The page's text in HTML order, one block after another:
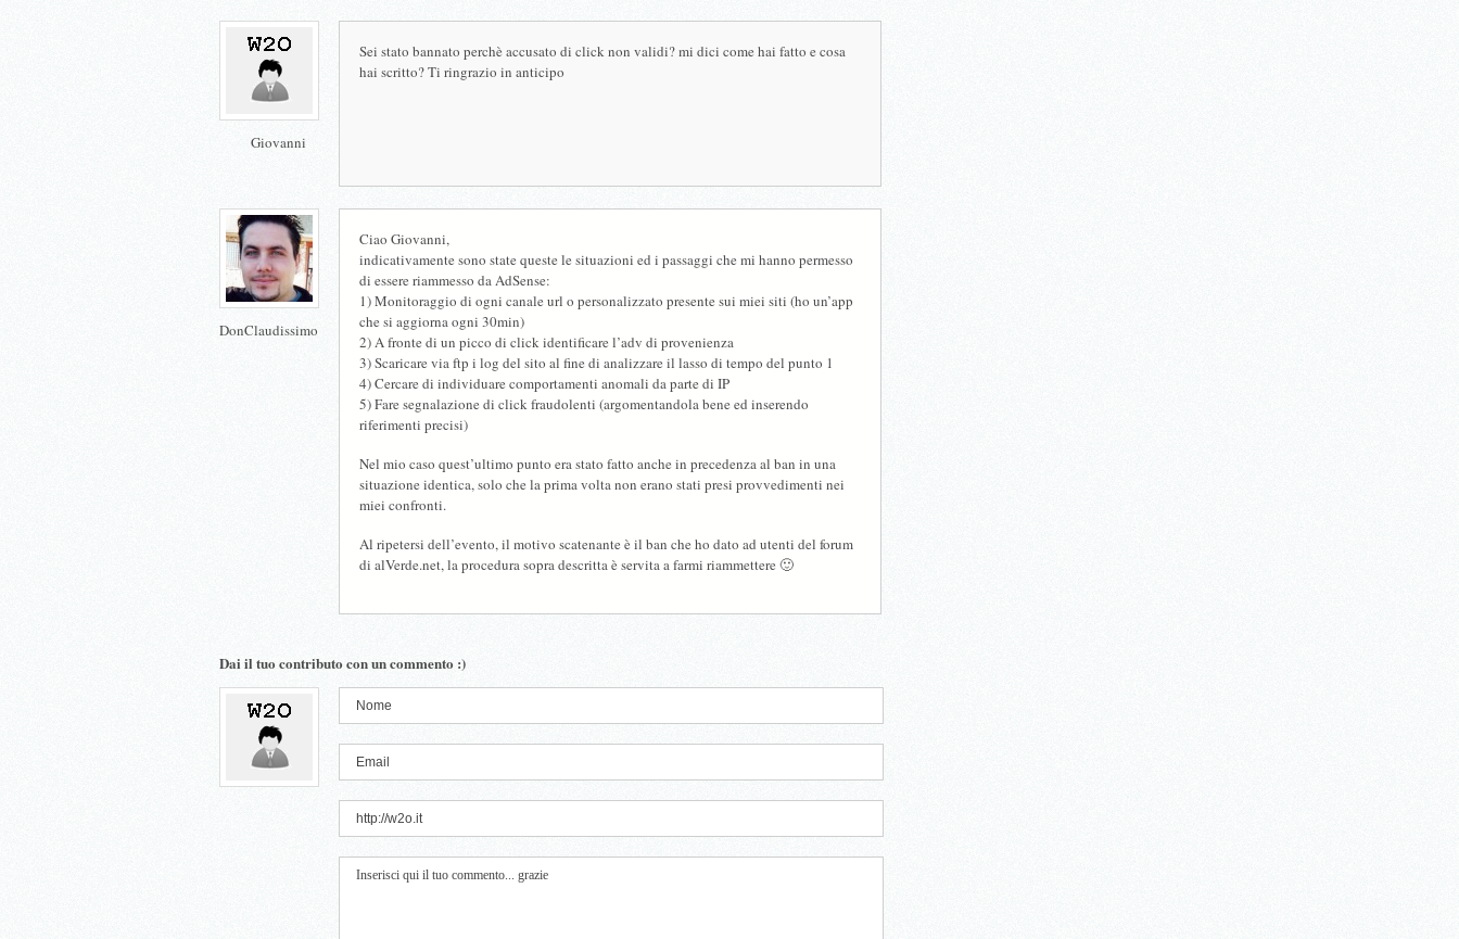
Giovanni
Sei stato bannato perchè accusato di click non validi? mi dici come hai fatto e cosa
hai scritto? Ti ringrazio in anticipo
DonClaudissimo
Ciao Giovanni,
indicativamente sono state queste le situazioni ed i passaggi che mi hanno permesso
di essere riammesso da AdSense:
1) Monitoraggio di ogni canale url o personalizzato presente sui miei siti (ho un’app
che si aggiorna ogni 30min)
2) A fronte di un picco di click identificare l’adv di provenienza
3) Scaricare via ftp i log del sito al fine di analizzare il lasso di tempo del punto 1
4) Cercare di individuare comportamenti anomali da parte di IP
5) Fare segnalazione di click fraudolenti (argomentandola bene ed inserendo
riferimenti precisi)
Nel mio caso quest’ultimo punto era stato fatto anche in precedenza al ban in una
situazione identica, solo che la prima volta non erano stati presi provvedimenti nei
miei confronti.
Al ripetersi dell’evento, il motivo scatenante è il ban che ho dato ad utenti del forum
di alVerde.net, la procedura sopra descritta è servita a farmi riammettere 🙂
Dai il tuo contributo con un commento :)